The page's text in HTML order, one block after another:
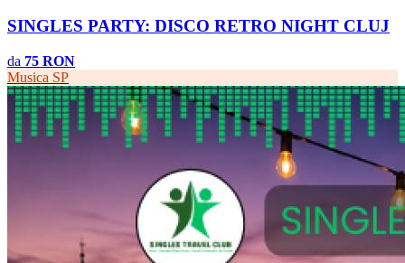
SINGLES PARTY: DISCO RETRO NIGHT CLUJ
da 75 RON
Musica SP